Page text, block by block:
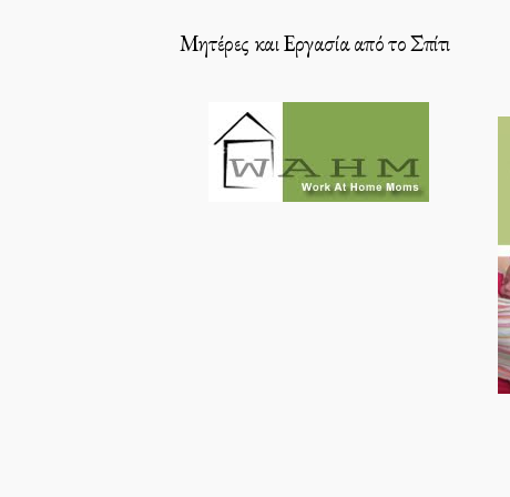
Μητέρες και Εργασία από το Σπίτι